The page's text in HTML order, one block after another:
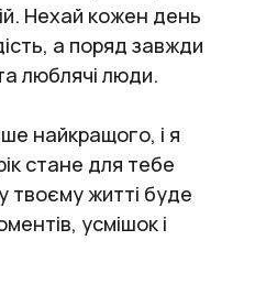
Нехай кожен день
а поряд завжди
люблячі люди.
найкращого, і я
стане для тебе
твоєму житті буде
усмішок і